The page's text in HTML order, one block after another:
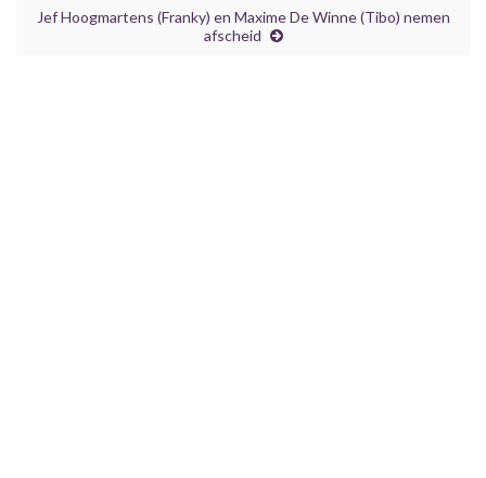
Jef Hoogmartens (Franky) en Maxime De Winne (Tibo) nemen
afscheid